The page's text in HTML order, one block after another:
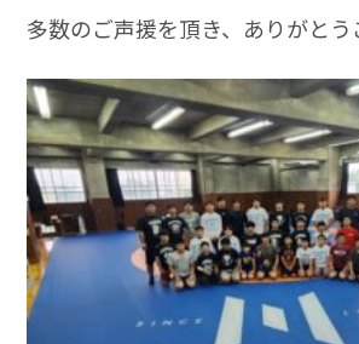
多数のご声援を頂き、ありがとう